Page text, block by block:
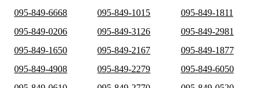
095-849-6668
095-849-1015
095-849-1811
095-849-0206
095-849-3126
095-849-2981
095-849-1650
095-849-2167
095-849-1877
095-849-4908
095-849-2279
095-849-6050